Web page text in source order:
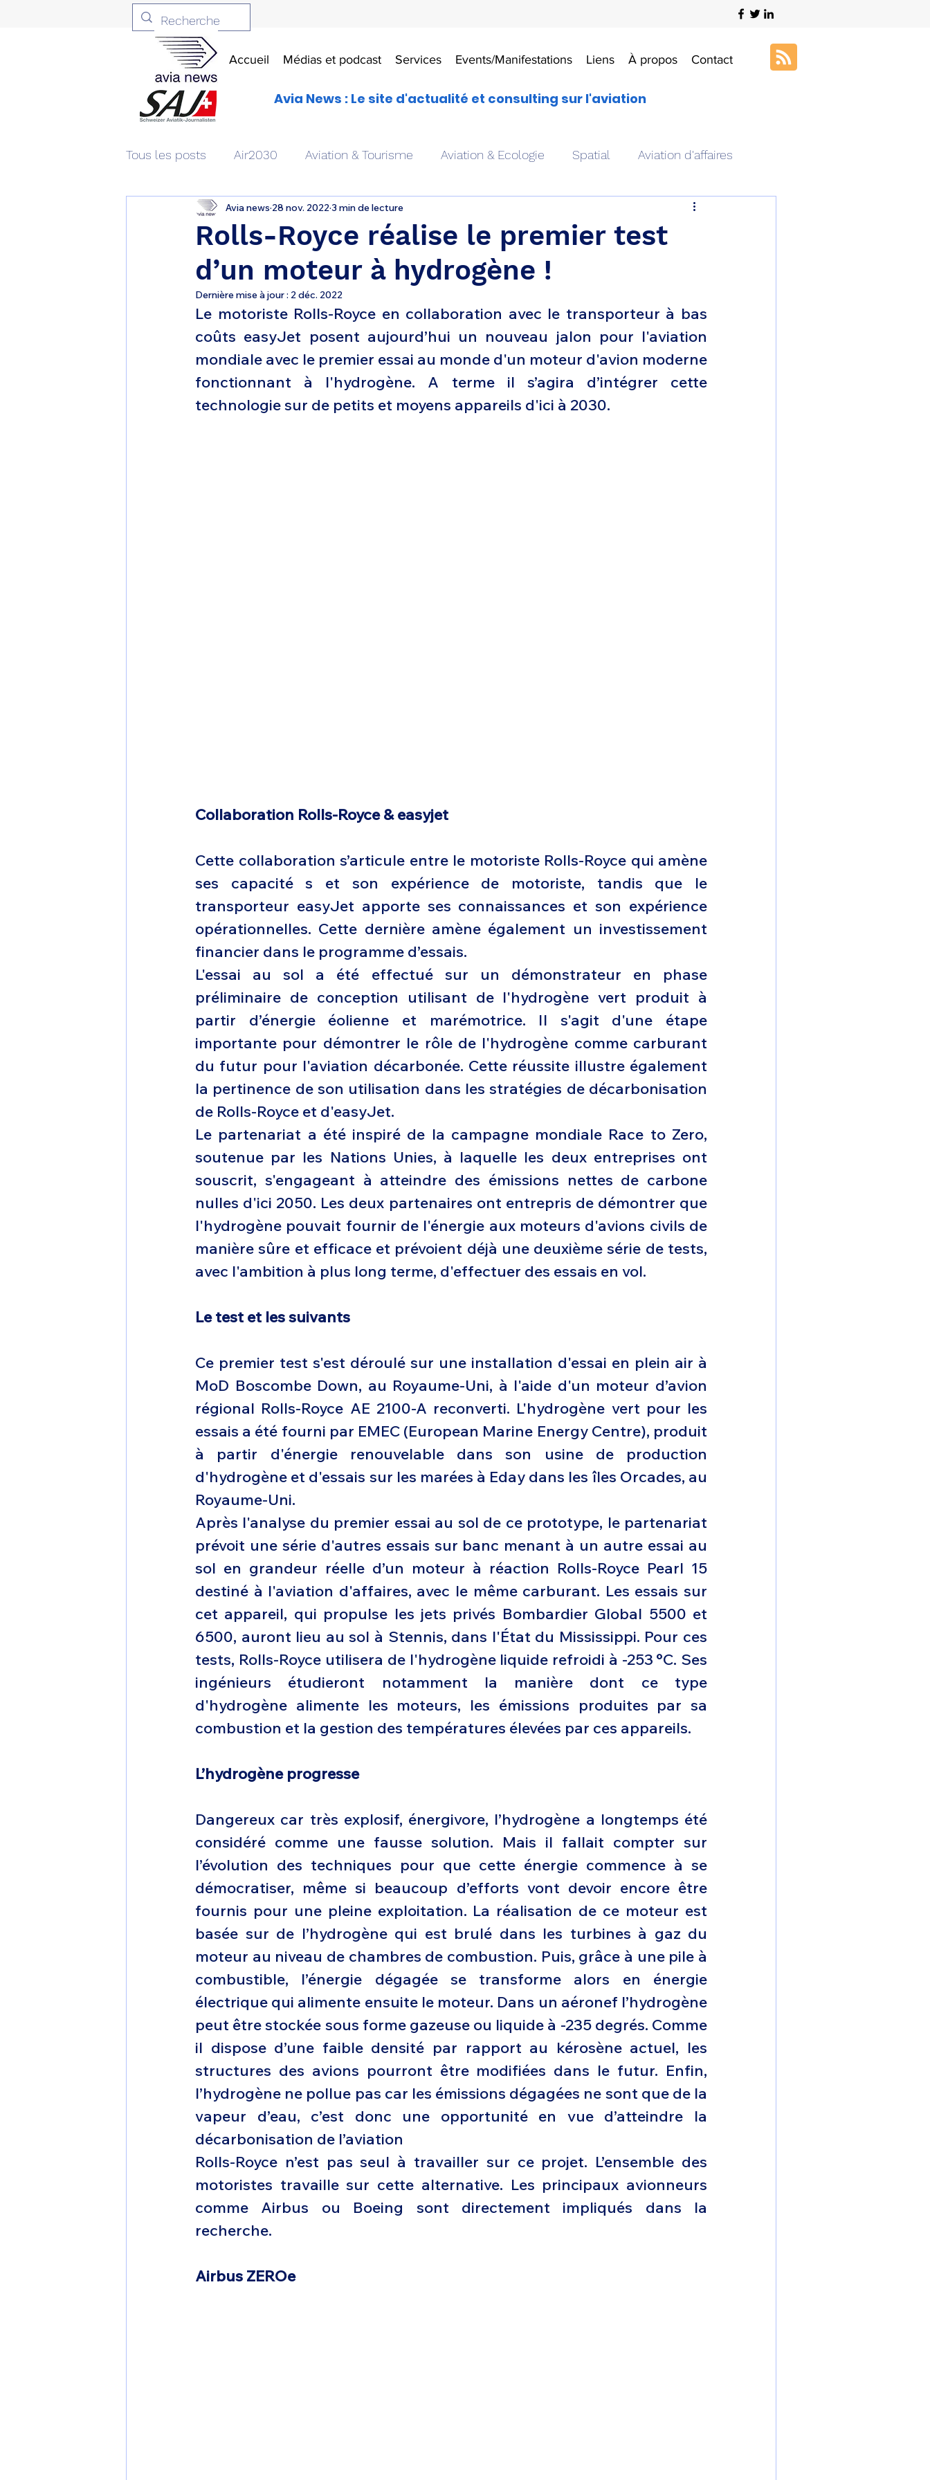
Accueil Médias et podcast Services Events/Manifestations Liens À propos Contact
Avia News : Le site d'actualité et consulting sur l'aviation
Tous les posts Air2030 Aviation & Tourisme Aviation & Ecologie Spatial Aviation d'affaires
Aviation & Défense Livres Drones aériens Art & Aviation
Patrimoine aéronautique Avionique & pilotage Avion expérimental
1 er avril Motorisation Défense sol-air DSA Amphibie Drones Composante ESPACE
Shenyang J-35 Bombardier Global 6500 Fret aérien Salon Aéronautique de Dubaï 25
Rolls-Royce réalise le premier test
d’un moteur à hydrogène !
Avia news 28 nov. 20223 min de lecture
Dernière mise à jour : 2 déc. 2022
Le motoriste Rolls-Royce en collaboration avec le transporteur à bas
coûts easyJet posent aujourd’hui un nouveau jalon pour l'aviation
mondiale avec le premier essai au monde d'un moteur d'avion moderne
fonctionnant à l'hydrogène. A terme il s’agira d’intégrer cette
technologie sur de petits et moyens appareils d'ici à 2030.
Collaboration Rolls-Royce & easyjet
Cette collaboration s’articule entre le motoriste Rolls-Royce qui amène
ses capacité s et son expérience de motoriste, tandis que le
transporteur easyJet apporte ses connaissances et son expérience
opérationnelles. Cette dernière amène également un investissement
financier dans le programme d’essais.
L'essai au sol a été effectué sur un démonstrateur en phase
préliminaire de conception utilisant de l'hydrogène vert produit à
partir d’énergie éolienne et marémotrice. Il s'agit d'une étape
importante pour démontrer le rôle de l'hydrogène comme carburant
du futur pour l'aviation décarbonée. Cette réussite illustre également
la pertinence de son utilisation dans les stratégies de décarbonisation
de Rolls-Royce et d'easyJet.
Le partenariat a été inspiré de la campagne mondiale Race to Zero,
soutenue par les Nations Unies, à laquelle les deux entreprises ont
souscrit, s'engageant à atteindre des émissions nettes de carbone
nulles d'ici 2050. Les deux partenaires ont entrepris de démontrer que
l'hydrogène pouvait fournir de l'énergie aux moteurs d'avions civils de
manière sûre et efficace et prévoient déjà une deuxième série de tests,
avec l'ambition à plus long terme, d'effectuer des essais en vol.
Le test et les suivants
Ce premier test s'est déroulé sur une installation d'essai en plein air à
MoD Boscombe Down, au Royaume-Uni, à l'aide d'un moteur d’avion
régional Rolls-Royce AE 2100-A reconverti. L'hydrogène vert pour les
essais a été fourni par EMEC (European Marine Energy Centre), produit
à partir d'énergie renouvelable dans son usine de production
d'hydrogène et d'essais sur les marées à Eday dans les îles Orcades, au
Royaume-Uni.
Après l'analyse du premier essai au sol de ce prototype, le partenariat
prévoit une série d'autres essais sur banc menant à un autre essai au
sol en grandeur réelle d’un moteur à réaction Rolls-Royce Pearl 15
destiné à l'aviation d'affaires, avec le même carburant. Les essais sur
cet appareil, qui propulse les jets privés Bombardier Global 5500 et
6500, auront lieu au sol à Stennis, dans l'État du Mississippi. Pour ces
tests, Rolls-Royce utilisera de l'hydrogène liquide refroidi à -253 °C. Ses
ingénieurs étudieront notamment la manière dont ce type
d'hydrogène alimente les moteurs, les émissions produites par sa
combustion et la gestion des températures élevées par ces appareils.
L’hydrogène progresse
Dangereux car très explosif, énergivore, l’hydrogène a longtemps été
considéré comme une fausse solution. Mais il fallait compter sur
l’évolution des techniques pour que cette énergie commence à se
démocratiser, même si beaucoup d’efforts vont devoir encore être
fournis pour une pleine exploitation. La réalisation de ce moteur est
basée sur de l’hydrogène qui est brulé dans les turbines à gaz du
moteur au niveau de chambres de combustion. Puis, grâce à une pile à
combustible, l’énergie dégagée se transforme alors en énergie
électrique qui alimente ensuite le moteur. Dans un aéronef l’hydrogène
peut être stockée sous forme gazeuse ou liquide à -235 degrés. Comme
il dispose d’une faible densité par rapport au kérosène actuel, les
structures des avions pourront être modifiées dans le futur. Enfin,
l’hydrogène ne pollue pas car les émissions dégagées ne sont que de la
vapeur d’eau, c’est donc une opportunité en vue d’atteindre la
décarbonisation de l’aviation
Rolls-Royce n’est pas seul à travailler sur ce projet. L’ensemble des
motoristes travaille sur cette alternative. Les principaux avionneurs
comme Airbus ou Boeing sont directement impliqués dans la
recherche.
Airbus ZEROe